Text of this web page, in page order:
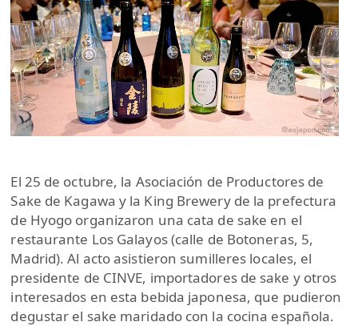
El 25 de octubre, la Asociación de Productores de
Sake de Kagawa y la King Brewery de la prefectura
de Hyogo organizaron una cata de sake en el
restaurante Los Galayos (calle de Botoneras, 5,
Madrid). Al acto asistieron sumilleres locales, el
presidente de CINVE, importadores de sake y otros
interesados en esta bebida japonesa, que pudieron
degustar el sake maridado con la cocina española.